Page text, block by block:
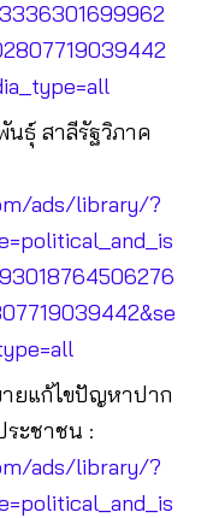
นธุ์ สาลีรัฐวิภาค
ads/library/?
ยแก้ไขปัญหาปาก
ระชาชน :
ads/library/?